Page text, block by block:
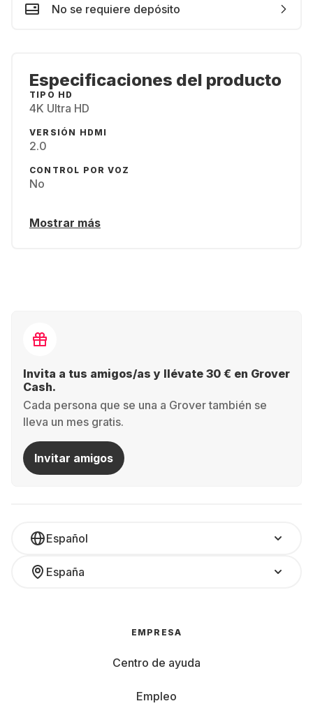
No se requiere depósito
Especificaciones del producto
TIPO HD
4K Ultra HD
VERSIÓN HDMI
2.0
CONTROL POR VOZ
No
Mostrar más
Invita a tus amigos/as y llévate 30 € en Grover
Cash.
Cada persona que se una a Grover también se
lleva un mes gratis.
Invitar amigos
Español
España
EMPRESA
Centro de ayuda
Empleo